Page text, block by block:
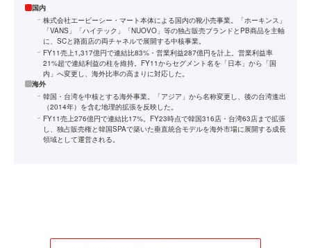
国内
株式会社エービーシー・マート本体による国内の靴小売事業。「ホーキンス」
「VANS」「ハイテック」「NUOVO」等の独占販売ブランドとPB商品を主軸
に、SCと路面店の両チャネルで展開する中核事業。
FY11売上1,317億円で連結比83%・営業利益287億円を計上。営業利益率
21%超で連結利益の柱を維持。FY11からセグメント名を「日本」から「国
内」へ変更し、海外比率の高まりに対応した。
海外
韓国・台湾を中核とする海外事業。「アジア」から名称変更し、後の台湾進出
（2014年）を含む地理的拡張を反映した。
FY11売上276億円で連結比17%。FY23時点で韓国316店・台湾63店まで拡張
し、独占販売権と韓国SPAで築いた垂直統合モデルを海外市場に展開する成長
領域として運営される。